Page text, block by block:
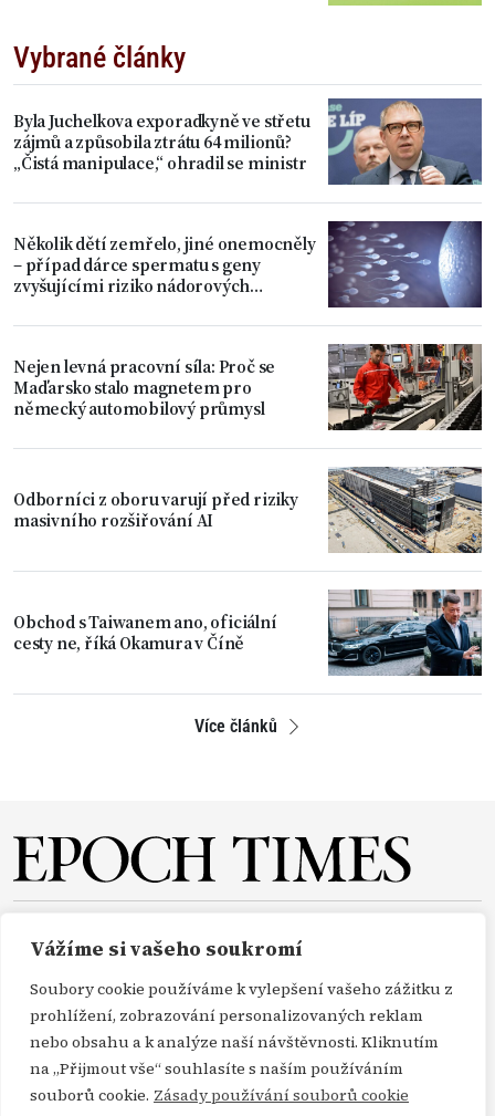
Vážíme si vašeho soukromí
Soubory cookie používáme k vylepšení vašeho zážitku z
prohlížení, zobrazování personalizovaných reklam
nebo obsahu a k analýze naší návštěvnosti. Kliknutím
na „Přijmout vše“ souhlasíte s naším používáním
souborů cookie. Zásady používání souborů cookie
Vybrané články
Byla Juchelkova exporadkyně ve střetu
zájmů a způsobila ztrátu 64 milionů?
„Čistá manipulace,“ ohradil se ministr
Několik dětí zemřelo, jiné onemocněly
– případ dárce spermatu s geny
zvyšujícími riziko nádorových
Nejen levná pracovní síla: Proč se
Maďarsko stalo magnetem pro
německý automobilový průmysl
Odborníci z oboru varují před riziky
masivního rozšiřování AI
Obchod s Taiwanem ano, oficiální
cesty ne, říká Okamura v Číně
Více článků
OBCHODNÍ PODMÍNKY
Copyright Epoch Times ČR © 2000-2026